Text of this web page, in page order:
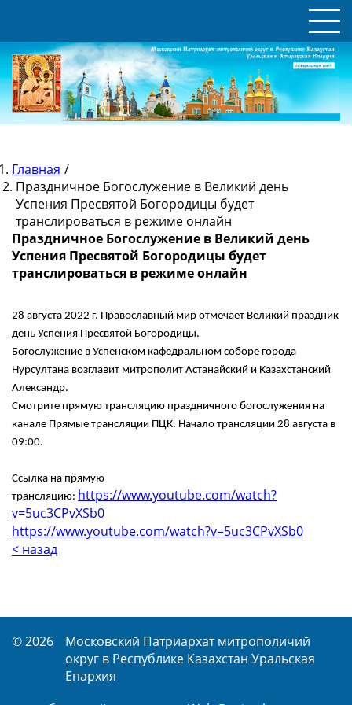
Главная /
Праздничное Богослужение в Великий день
Успения Пресвятой Богородицы будет
транслироваться в режиме онлайн
Праздничное Богослужение в Великий день
Успения Пресвятой Богородицы будет
транслироваться в режиме онлайн
28 августа 2022 г. Православный мир отмечает Великий праздник
день Успения Пресвятой Богородицы.
Богослужение в Успенском кафедральном соборе города
Нурсултана возглавит митрополит Астанайский и Казахстанский
Александр.
Смотрите прямую трансляцию праздничного богослужения на
канале Прямые трансляции ПЦК. Начало трансляции 28 августа в
09:00.
Ссылка на прямую
трансляцию: https://www.youtube.com/watch?
v=5uc3CPvXSb0
https://www.youtube.com/watch?v=5uc3CPvXSb0
< назад
© 2026
Московский Патриархат митрополичий
округ в Республике Казахстан Уральская
Епархия